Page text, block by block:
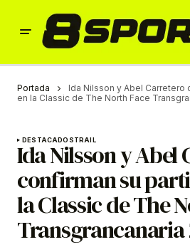
Portada
Ida Nilsson y Abel Carretero
en la Classic de The North Face
DESTACADOSTRAIL
Ida Nilsson y Abel
confirman su
la Classic de The
Transgrancanaria